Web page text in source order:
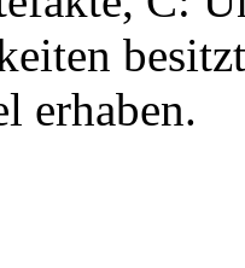
erhaben.